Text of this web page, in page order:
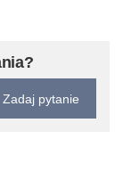
Zadaj pytanie